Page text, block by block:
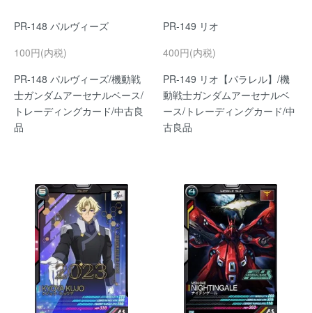
PR-148 パルヴィーズ
100円(内税)
PR-148 パルヴィーズ/機動戦
士ガンダムアーセナルベース/
トレーディングカード/中古良
品
PR-149 リオ
400円(内税)
PR-149 リオ【パラレル】/機
動戦士ガンダムアーセナルベ
ース/トレーディングカード/中
古良品